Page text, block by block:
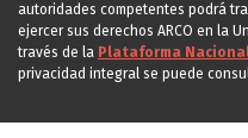
autoridades competentes podrá
ejercer sus derechos ARCO en la
través de la Plataforma
privacidad integral se puede